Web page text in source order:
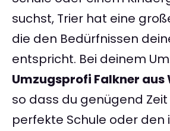
suchst, Trier hat eine
die den Bedürfnissen
entspricht. Bei deinem
Umzugsprofi Falkner aus
so dass du genügend
perfekte Schule oder den